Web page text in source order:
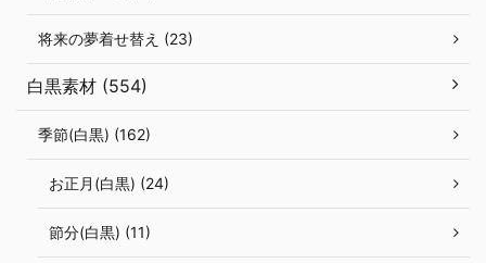
将来の夢着せ替え (23)
白黒素材 (554)
季節(白黒) (162)
お正月(白黒) (24)
節分(白黒) (11)